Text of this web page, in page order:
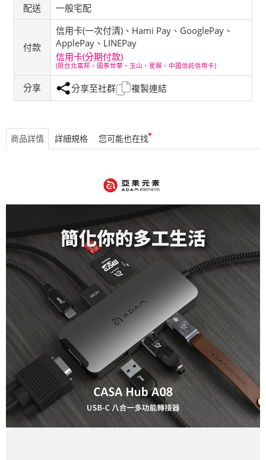
配送 一般宅配
付款
信用卡(一次付清)、Hami Pay、GooglePay、
ApplePay、LINEPay
信用卡(分期付款)
(限台北富邦、國泰世華、玉山、星展、中國信託信用卡)
分享 分享至社群 複製連結
商品詳情 詳細規格 您可能也在找